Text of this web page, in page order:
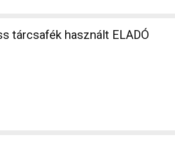
cross tárcsafék használt ELADÓ